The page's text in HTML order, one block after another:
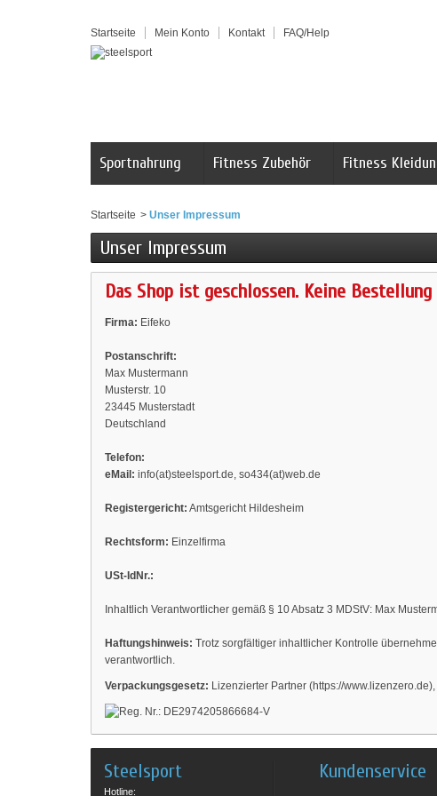
Startseite Mein Konto Kontakt FAQ/Help
Sportnahrung Fitness Zubehör Fitness
Startseite > Unser Impressum
Unser Impressum
Das Shop ist geschlossen. Keine
Firma: Eifeko
Postanschrift:
Max Mustermann
Musterstr. 10
23445 Musterstadt
Deutschland
Telefon:
eMail: info(at)steelsport.de, so434(at)web.de
Registergericht: Amtsgericht Hildesheim
Rechtsform: Einzelfirma
USt-IdNr.:
Inhaltlich Verantwortlicher gemäß § 10 Absatz 3 MDStV: Max
Haftungshinweis: Trotz sorgfältiger inhaltlicher Kontrolle
verantwortlich.
Verpackungsgesetz: Lizenzierter Partner (https://www.lizenzero.de),
Steelsport
Hotline:
Kundenservice